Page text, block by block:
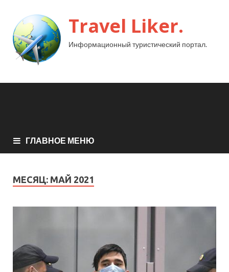
Travel Liker.
Информационный туристический портал.
ГЛАВНОЕ МЕНЮ
МЕСЯЦ: МАЙ 2021